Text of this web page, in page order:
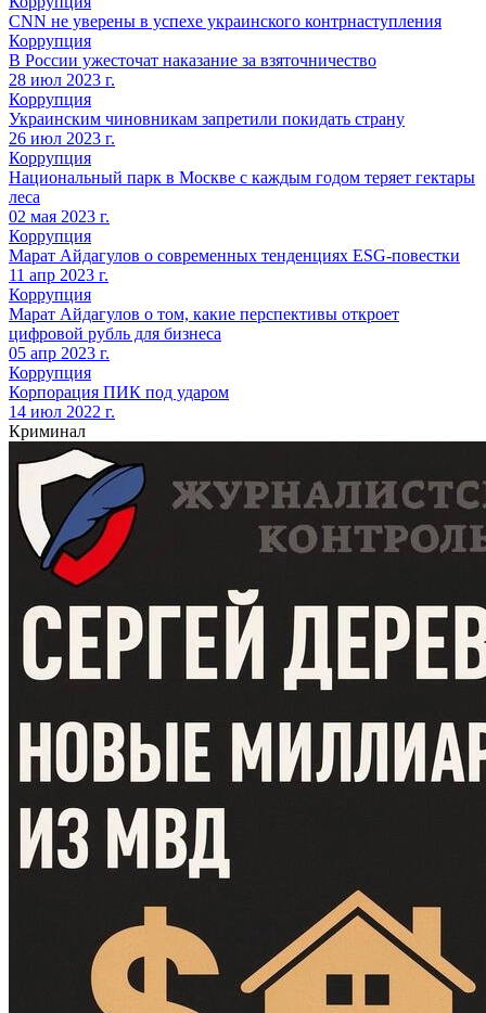
CNN не уверены в успехе украинского контрнаступления
Коррупция
В России ужесточат наказание за взяточничество
28 июл 2023 г.
Коррупция
Украинским чиновникам запретили покидать страну
26 июл 2023 г.
Коррупция
Национальный парк в Москве с каждым годом теряет гектары
леса
02 мая 2023 г.
Коррупция
Марат Айдагулов о современных тенденциях ESG-повестки
11 апр 2023 г.
Коррупция
Марат Айдагулов о том, какие перспективы откроет
цифровой рубль для бизнеса
05 апр 2023 г.
Коррупция
Корпорация ПИК под ударом
14 июл 2022 г.
Криминал